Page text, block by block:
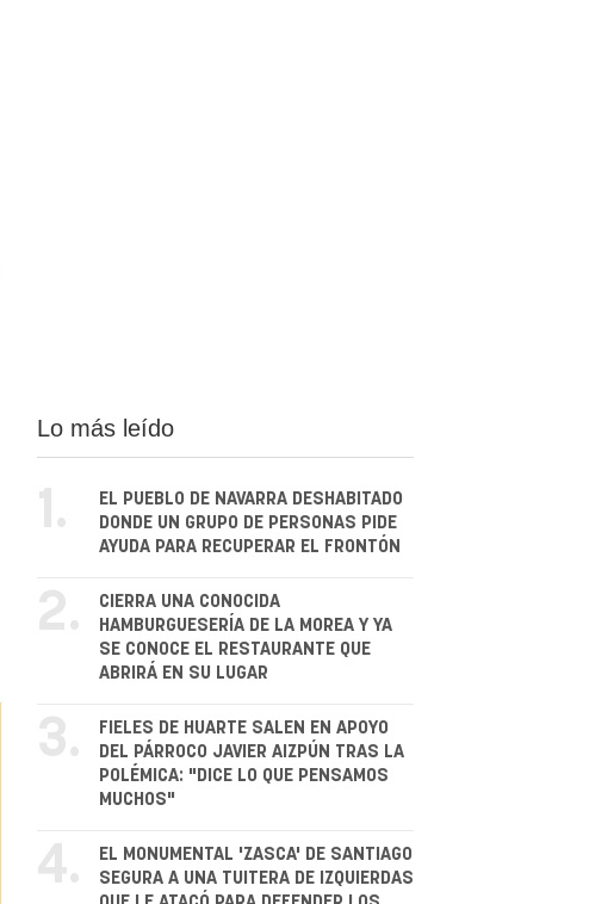
Lo más leído
1.
EL PUEBLO DE NAVARRA DESHABITADO
DONDE UN GRUPO DE PERSONAS PIDE
AYUDA PARA RECUPERAR EL FRONTÓN
2.
CIERRA UNA CONOCIDA
HAMBURGUESERÍA DE LA MOREA Y YA
SE CONOCE EL RESTAURANTE QUE
ABRIRÁ EN SU LUGAR
3.
FIELES DE HUARTE SALEN EN APOYO
DEL PÁRROCO JAVIER AIZPÚN TRAS LA
POLÉMICA: "DICE LO QUE PENSAMOS
MUCHOS"
4.
EL MONUMENTAL 'ZASCA' DE SANTIAGO
SEGURA A UNA TUITERA DE IZQUIERDAS